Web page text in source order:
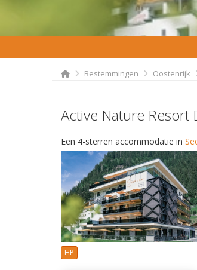
Bestemmingen Oostenrijk
Active Nature Resort
Een 4-sterren accommodatie in
HP